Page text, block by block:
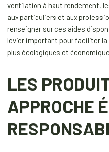
ventilation à haut rendement,
aux particuliers et aux
renseigner sur ces aides
levier important pour faciliter
plus écologiques et
LES
APPROCHE